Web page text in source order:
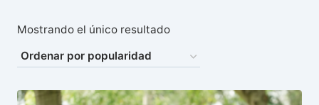
Mostrando el único resultado